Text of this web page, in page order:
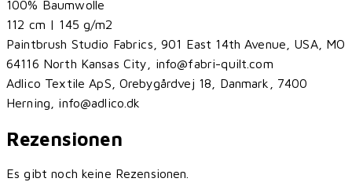
100% Baumwolle
112 cm | 145 g/m2
Paintbrush Studio Fabrics, 901 East 14th Avenue, USA, MO
64116 North Kansas City, info@fabri-quilt.com
Adlico Textile ApS, Orebygårdvej 18, Danmark, 7400
Herning, info@adlico.dk
Rezensionen
Es gibt noch keine Rezensionen.